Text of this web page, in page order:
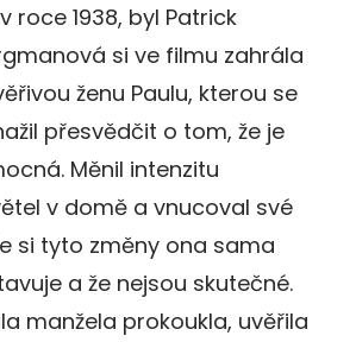
roce 1938, byl Patrick
si ve filmu zahrála
ženu Paulu, kterou se
přesvědčit o tom, že je
Měnil intenzitu
v domě a vnucoval své
si tyto změny ona sama
a že nejsou skutečné.
manžela prokoukla, uvěřila